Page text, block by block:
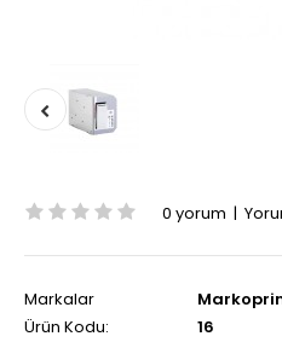
0 yorum |
Markalar
Ürün Kodu:
16